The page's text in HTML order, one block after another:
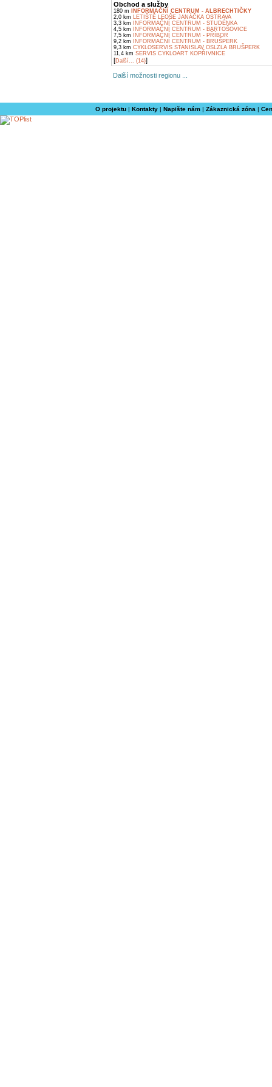
Obchod a služby
180 m
INFORMAČNÍ CENTRUM - ALBRECHTIČKY
2,0 km LETIŠTĚ LEOŠE JANÁČKA OSTRAVA
3,3 km INFORMAČNÍ CENTRUM - STUDÉNKA
4,5 km INFORMAČNÍ CENTRUM - BARTOŠOVICE
7,5 km INFORMAČNÍ CENTRUM - PŘÍBOR
9,2 km INFORMAČNÍ CENTRUM - BRUŠPERK
9,3 km CYKLOSERVIS STANISLAV OSLZLA BRUŠPERK
11,4 km SERVIS CYKLOART KOPŘIVNICE
[Další... (14)]
Další možnosti regionu ...
O projektu| Kontakty| Napište nám| Zákaznická zóna |